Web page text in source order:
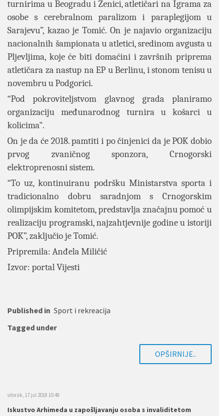
turnirima u Beogradu i Zenici, atletičari na Igrama za
osobe s cerebralnom paralizom i paraplegijom u
Sarajevu”, kazao je Tomić. On je najavio organizaciju
nacionalnih šampionata u atletici, sredinom avgusta u
Pljevljima, koje će biti domaćini i završnih priprema
atletičara za nastup na EP u Berlinu, i stonom tenisu u
novembru u Podgorici.
“Pod pokroviteljstvom glavnog grada planiramo
organizaciju međunarodnog turnira u košarci u
kolicima".
On je da će 2018. pamtiti i po činjenici da je POK dobio
prvog zvaničnog sponzora, Crnogorski
elektroprenosni sistem.
“To uz, kontinuiranu podršku Ministarstva sporta i
tradicionalno dobru saradnjom s Crnogorskim
olimpijskim komitetom, predstavlja značajnu pomoć u
realizaciju programski, najzahtjevnije godine u istoriji
POK”, zaključio je Tomić.
Pripremila: Anđela Miličić
Izvor: portal Vijesti
Published in Sport i rekreacija
Tagged under
OPŠIRNIJE..
utorak, 17 jul 2018 10:48
Iskustvo Arhimeda u zapošljavanju osoba s invaliditetom